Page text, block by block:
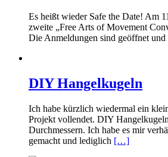
Es heißt wieder Safe the Date! Am
zweite „Free Arts of Movement
Die Anmeldungen sind geöffnet
DIY Hangelkugeln
Ich habe kürzlich wiedermal ein
Projekt vollendet. DIY
Durchmessern. Ich habe es mir
gemacht und lediglich […]